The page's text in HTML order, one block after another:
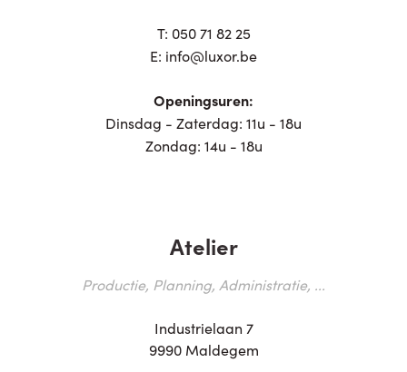
T: 050 71 82 25
E: info@luxor.be
Openingsuren:
Dinsdag - Zaterdag: 11u - 18u
Zondag: 14u - 18u
Atelier
Productie, Planning, Administratie, ...
Industrielaan 7
9990 Maldegem